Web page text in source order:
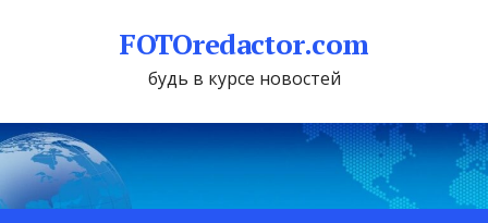
FOTOredactor.com
будь в курсе новостей